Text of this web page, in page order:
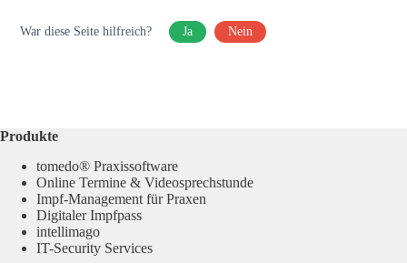
War diese Seite hilfreich? Ja Nein
Produkte
tomedo® Praxissoftware
Online Termine & Videosprechstunde
Impf-Management für Praxen
Digitaler Impfpass
intellimago
IT-Security Services